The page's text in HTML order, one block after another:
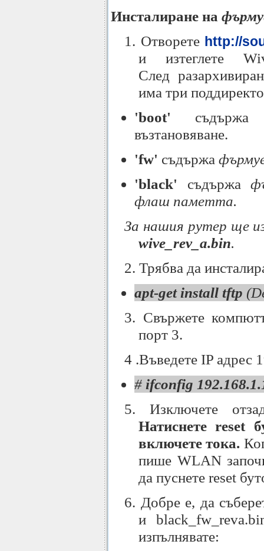
Инсталиране на
1. Отворете http://
и изтеглете
След
има три
'boot' съдържа
възтановяване.
'fw' съдържа
'black' съдържа
флаш паметта.
За нашия рутер ще
wive_rev_a.bin.
2. Трябва да
apt-get install tftp
3. Свържете
порт 3.
4 .Въведете IP адрес
# ifconfig
5. Изключете
Натиснете reset
включете тока.
пише WLAN
да пуснете reset
6. Добре е, да
и
изпълнявате: